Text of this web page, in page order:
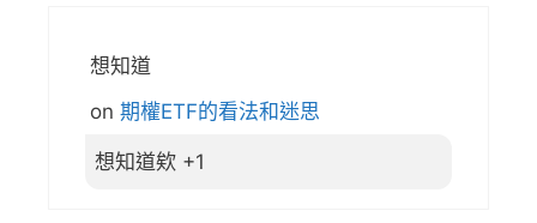
想知道
on 期權ETF的看法和迷思
想知道欸 +1